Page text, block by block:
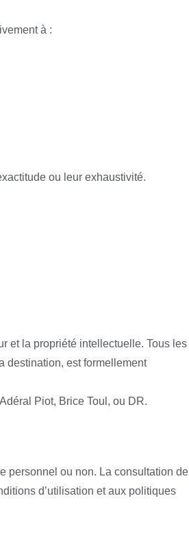
à :
ou leur exhaustivité.
et la propriété intellectuelle. Tous les
destination, est formellement
Piot, Brice Toul, ou DR.
personnel ou non. La consultation de
d’utilisation et aux politiques